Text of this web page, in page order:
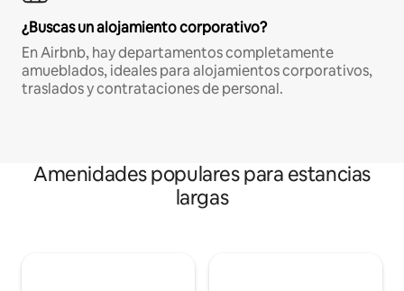
¿Buscas un alojamiento corporativo?
En Airbnb, hay departamentos completamente
amueblados, ideales para alojamientos corporativos,
traslados y contrataciones de personal.
Amenidades populares para estancias
largas